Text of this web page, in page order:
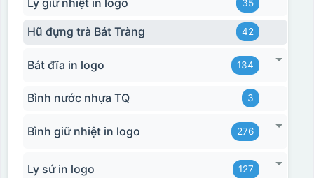
Ly giữ nhiệt in logo 35
Hũ đựng trà Bát Tràng 42
Bát đĩa in logo 134
Bình nước nhựa TQ 3
Bình giữ nhiệt in logo 276
Ly sứ in logo 127